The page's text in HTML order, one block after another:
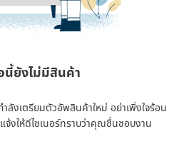
นี้ยังไม่มีสินค้า
ลังเตรียมตัวอัพสินค้าใหม่ อย่าเพิ่งใจร้อน
งให้ดีไซเนอร์ทราบว่าคุณชื่นชอบงาน